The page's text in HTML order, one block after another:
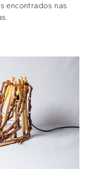
encontrados nas